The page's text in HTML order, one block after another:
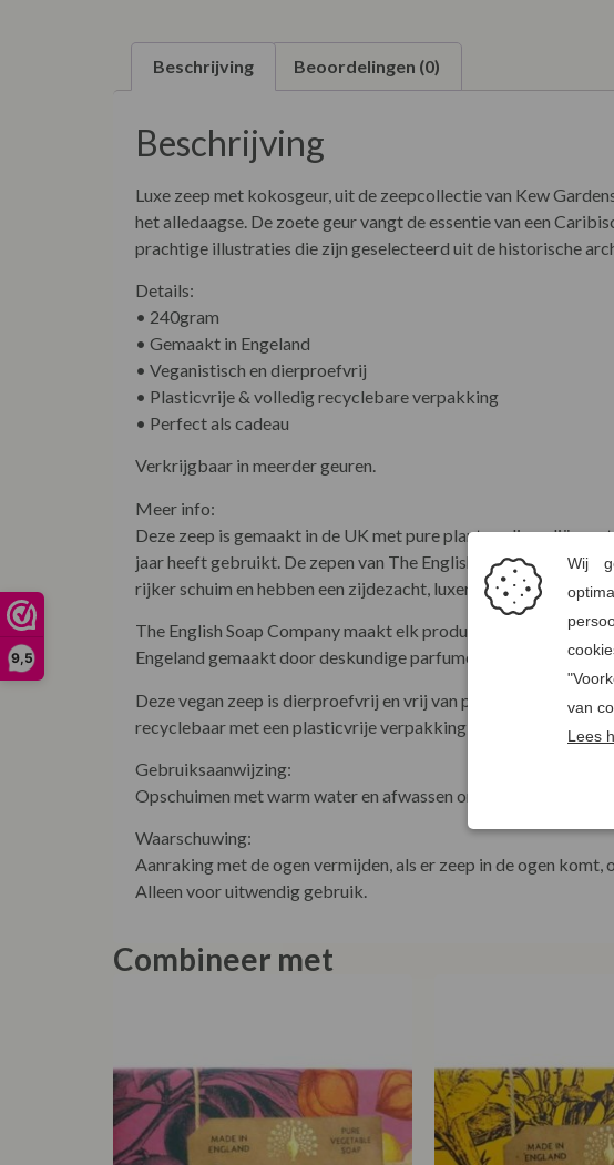
9,5
Beschrijving Beoordelingen (0)
Beschrijving
Luxe zeep met kokosgeur, uit de zeepcollectie van Kew
het alledaagse. De zoete geur vangt de essentie van een
prachtige illustraties die zijn geselecteerd uit de historische
Details:
• 240gram
• Gemaakt in Engeland
• Veganistisch en dierproefvrij
• Plasticvrije & volledig recyclebare verpakking
• Perfect als cadeau
Verkrijgbaar in meerder geuren.
Meer info:
Deze zeep is gemaakt in de UK met pure plantaardige oliën
jaar heeft gebruikt. De zepen van The English Soap Company
rijker schuim en hebben een zijdezacht, luxer effect op de huid.
The English Soap Company maakt elk product zelf in het hart
Engeland gemaakt door deskundige parfumeurs en zijn
Deze vegan zeep is dierproefvrij en vrij van parabenen, SLS
recyclebaar met een plasticvrije verpakking, waardoor ze
Gebruiksaanwijzing:
Opschuimen met warm water en afwassen om de huid
Waarschuwing:
Aanraking met de ogen vermijden, als er zeep in de ogen
Alleen voor uitwendig gebruik.
Combineer met